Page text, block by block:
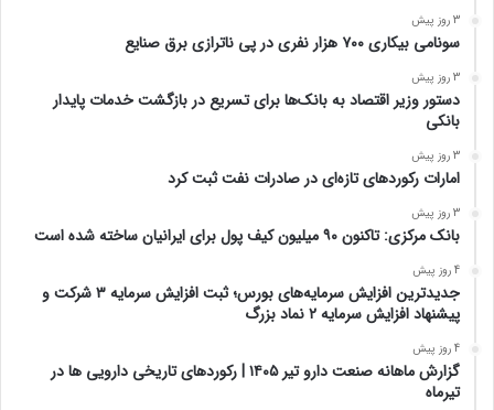
3 روز پیش
سونامی بیکاری ۷۰۰ هزار نفری در پی ناترازی برق صنایع
3 روز پیش
دستور وزیر اقتصاد به بانک‌ها برای تسریع در بازگشت خدمات پایدار
بانکی
3 روز پیش
امارات رکورد‌های تازه‌ای در صادرات نفت ثبت کرد
3 روز پیش
بانک مرکزی: تاکنون ۹۰ میلیون کیف پول برای ایرانیان ساخته شده است
4 روز پیش
جدیدترین افزایش سرمایه‌های بورس؛ ثبت افزایش سرمایه ۳ شرکت و
پیشنهاد افزایش سرمایه ۲ نماد بزرگ
4 روز پیش
گزارش ماهانه صنعت دارو تیر ۱۴۰۵ | رکوردهای تاریخی دارویی ها در
تیرماه